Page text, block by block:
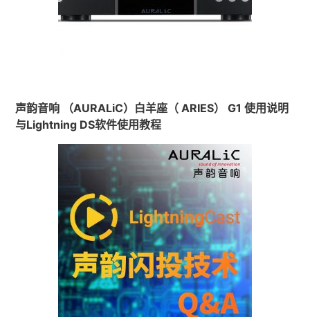
声韵音响 （AURALiC）白羊座（ ARIES） G1 使用说明
与Lightning DS软件使用教程